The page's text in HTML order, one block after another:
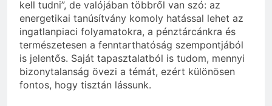
kell tudni”, de valójában többről van szó: az
energetikai tanúsítvány komoly hatással lehet az
ingatlanpiaci folyamatokra, a pénztárcánkra és
természetesen a fenntarthatóság szempontjából
is jelentős. Saját tapasztalatból is tudom, mennyi
bizonytalanság övezi a témát, ezért különösen
fontos, hogy tisztán lássunk.